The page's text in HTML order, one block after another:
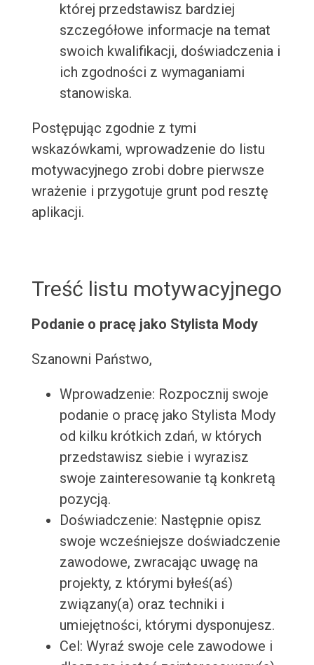
której przedstawisz bardziej
szczegółowe informacje na temat
swoich kwalifikacji, doświadczenia i
ich zgodności z wymaganiami
stanowiska.
Postępując zgodnie z tymi
wskazówkami, wprowadzenie do listu
motywacyjnego zrobi dobre pierwsze
wrażenie i przygotuje grunt pod resztę
aplikacji.
Treść listu motywacyjnego
Podanie o pracę jako Stylista Mody
Szanowni Państwo,
Wprowadzenie: Rozpocznij swoje
podanie o pracę jako Stylista Mody
od kilku krótkich zdań, w których
przedstawisz siebie i wyrazisz
swoje zainteresowanie tą konkretą
pozycją.
Doświadczenie: Następnie opisz
swoje wcześniejsze doświadczenie
zawodowe, zwracając uwagę na
projekty, z którymi byłeś(aś)
związany(a) oraz techniki i
umiejętności, którymi dysponujesz.
Cel: Wyraź swoje cele zawodowe i